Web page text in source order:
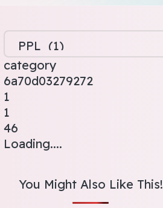
category
6a70d03279272
1
1
46
Loading....
You Might Also Like This!